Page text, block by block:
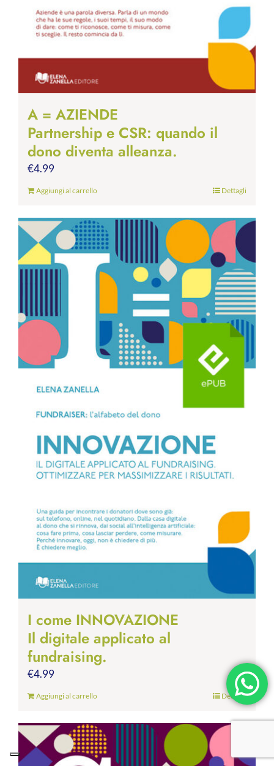
A = AZIENDE
Partnership e CSR: quando il
dono diventa alleanza.
€4.99
Aggiungi al carrello Dettagli
I come INNOVAZIONE
Il digitale applicato al
fundraising.
€4.99
Aggiungi al carrello Dettagli